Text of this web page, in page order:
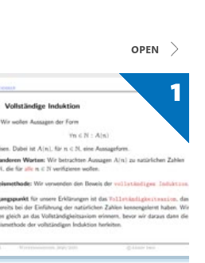
open
1